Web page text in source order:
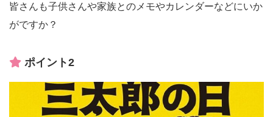
皆さんも子供さんや家族とのメモやカレンダーなどにいか
がですか？
ポイント2